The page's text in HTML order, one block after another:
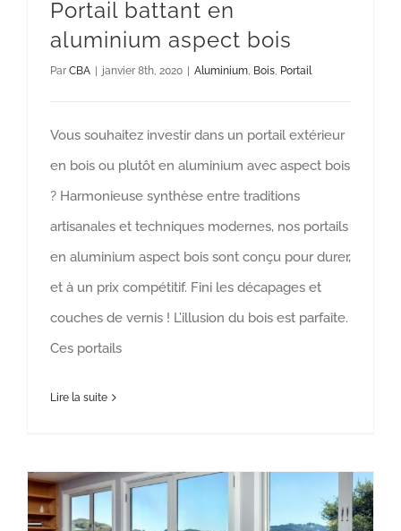
Portail battant en
aluminium aspect bois
Par CBA janvier 8th, 2020 Aluminium, Bois, Portail
Vous souhaitez investir dans un portail extérieur
en bois ou plutôt en aluminium avec aspect bois
? Harmonieuse synthèse entre traditions
artisanales et techniques modernes, nos portails
en aluminium aspect bois sont conçu pour durer,
et à un prix compétitif. Fini les décapages et
couches de vernis ! L’illusion du bois est parfaite.
Ces portails
Lire la suite